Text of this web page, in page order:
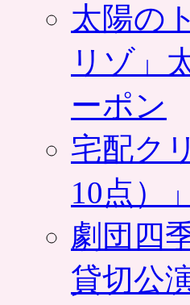
太陽の
リゾ」
ーポン
宅配ク
10点）
劇団四
貸切公